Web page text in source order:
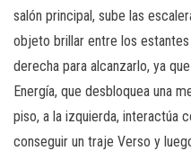
salón principal, sube las
objeto brillar entre los
derecha para alcanzarlo, ya
Energía, que desbloquea una
piso, a la izquierda, interactúa
conseguir un traje Verso y